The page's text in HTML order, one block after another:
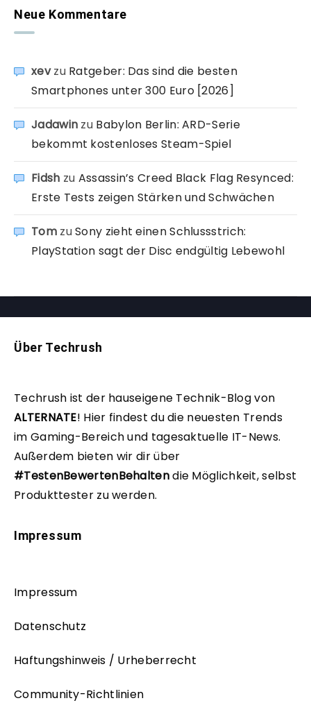
Neue Kommentare
xevzu Ratgeber: Das sind die besten
Smartphones unter 300 Euro [2026]
Jadawin zu Babylon Berlin: ARD-Serie
bekommt kostenloses Steam-Spiel
Fidsh zu Assassin’s Creed Black Flag Resynced:
Erste Tests zeigen Stärken und Schwächen
TomzuSony zieht einen Schlussstrich:
PlayStation sagt der Disc endgültig Lebewohl
Über Techrush
Techrush ist der hauseigene Technik-Blog von
ALTERNATE! Hier findest du die neuesten Trends
im Gaming-Bereich und tagesaktuelle IT-News.
Außerdem bieten wir dir über
#TestenBewertenBehaltendie Möglichkeit, selbst
Produkttester zu werden.
Impressum
Impressum
Datenschutz
Haftungshinweis / Urheberrecht
Community-Richtlinien